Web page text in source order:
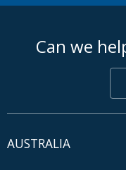
Can we
AUSTRALIA